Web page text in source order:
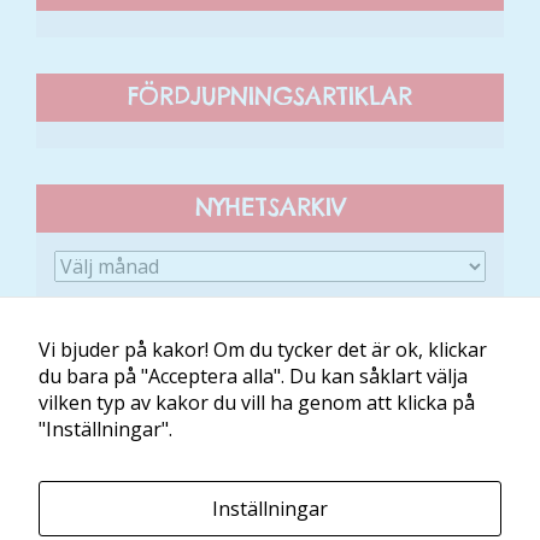
FÖRDJUPNINGSARTIKLAR
NYHETSARKIV
Om Minibladet Villkor Mina kakor
Minibladet tillhandahålls av:
Läs och Lär McShane Education AB
Vi bjuder på kakor! Om du tycker det är ok, klickar
du bara på "Acceptera alla". Du kan såklart välja
vilken typ av kakor du vill ha genom att klicka på
"Inställningar".
Inställningar
funktionalitet
hemsidan.
Marknadsföring
Genom att dela
med dig av dina
intressen och ditt
beteende när du
chansen att få se
personligt
anpassat innehåll